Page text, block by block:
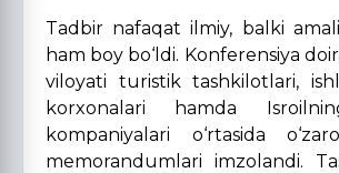
Tadbir nafaqat ilmiy, balki
ham boy bo‘ldi. Konferensiya
viloyati turistik tashkilotlari,
korxonalari hamda
kompaniyalari o‘rtasida
memorandumlari imzolandi.